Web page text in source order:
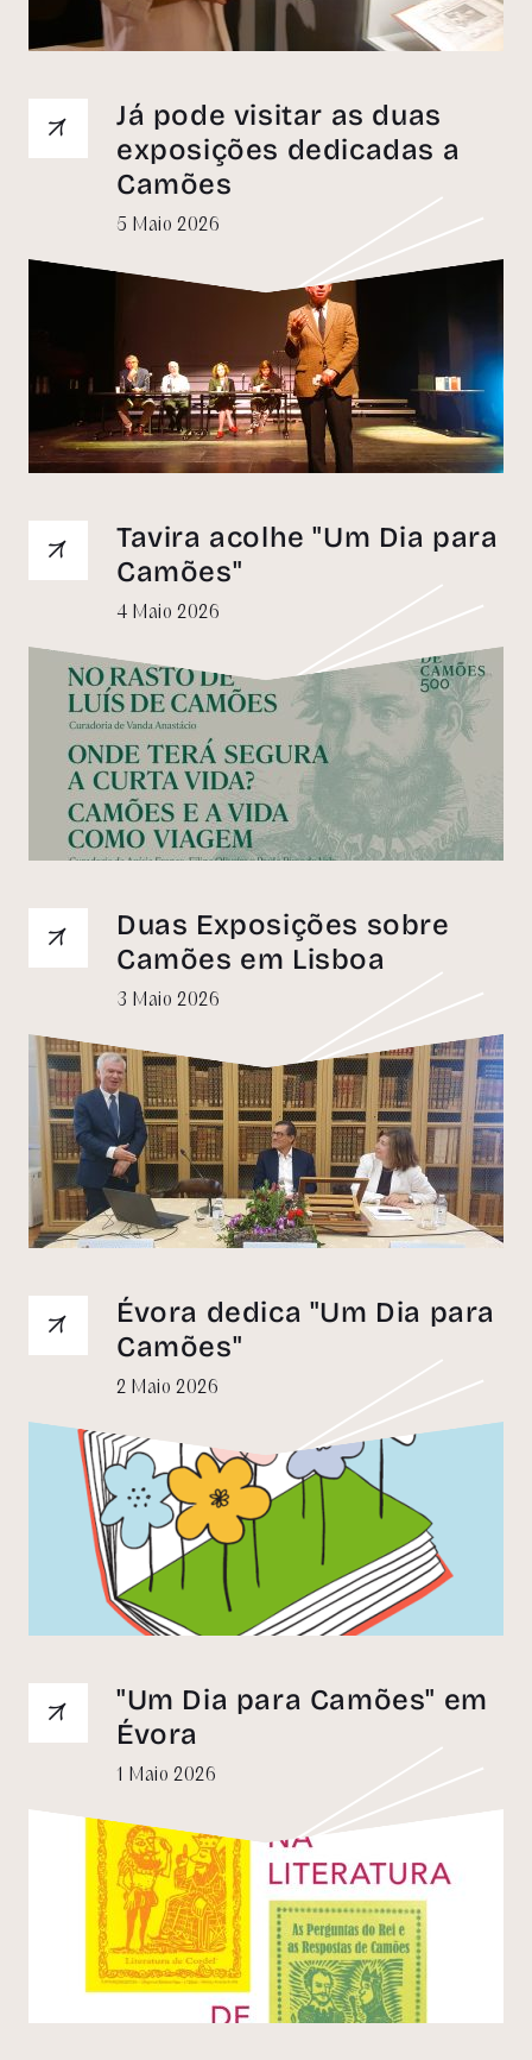
Já pode visitar as duas
exposições dedicadas a
Camões
5 Maio 2026
Tavira acolhe "Um Dia para
Camões"
4 Maio 2026
Duas Exposições sobre
Camões em Lisboa
3 Maio 2026
Évora dedica "Um Dia para
Camões"
2 Maio 2026
"Um Dia para Camões" em
Évora
1 Maio 2026